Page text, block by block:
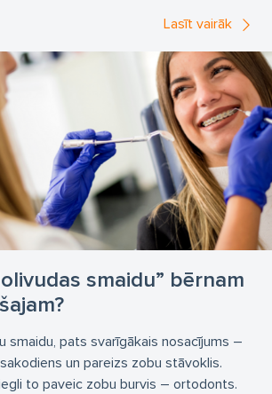
Lasīt vairāk
smaidu” bērnam
smaidu, pats svarīgākais nosacījums –
un pareizs zobu stāvoklis.
to paveic zobu burvis – ortodonts.